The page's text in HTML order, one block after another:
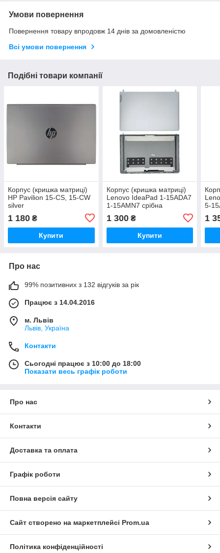
Умови повернення
Повернення товару впродовж 14 днів за домовленістю
Всі умови повернення
Подібні товари компанії
Корпус (кришка матриці)
HP Pavilion 15-CS, 15-CW
silver
1 180 ₴
Купити
Корпус (кришка матриці)
Lenovo IdeaPad 1-15ADA7
1-15AMN7 срібна
1 300₴
Купити
5-
1
Про нас
99% позитивних з 132 відгуків за рік
Працює з 14.04.2016
м. Львів
Львів, Україна
Контакти
Сьогодні працює з 10:00 до 18:00
Показати весь графік роботи
Про нас
Контакти
Доставка та оплата
Графік роботи
Повна версія сайту
Сайт створено на маркетплейсі Prom.ua
Політика конфіденційності